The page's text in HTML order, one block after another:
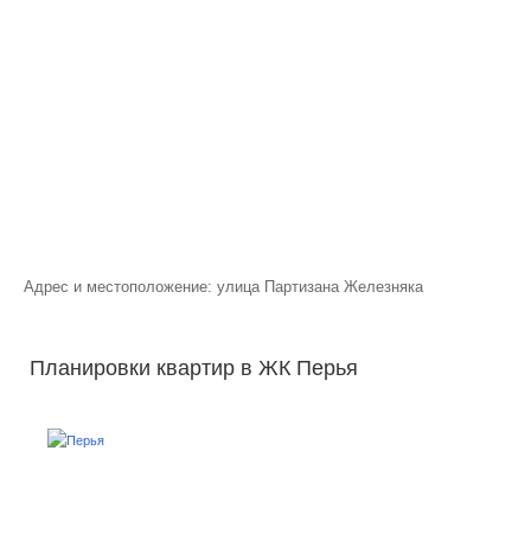
Адрес и местоположение: улица Партизана Железняка
Планировки квартир в ЖК Перья